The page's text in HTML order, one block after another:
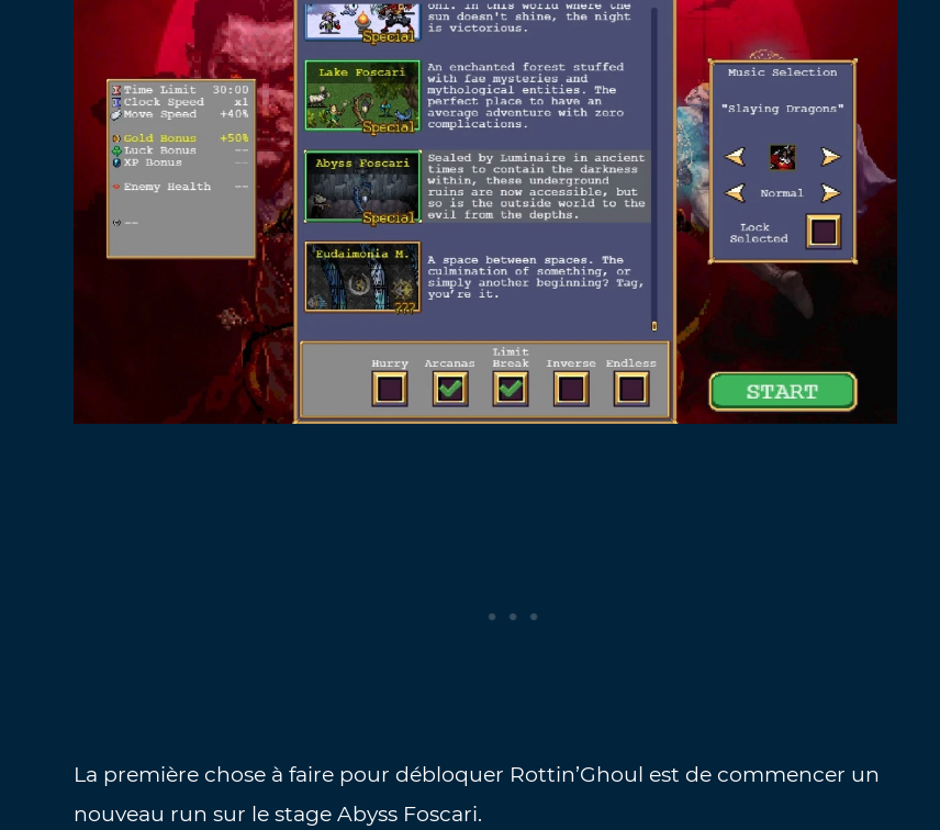
La première chose à faire pour débloquer Rottin’Ghoul est de commencer un
nouveau run sur le stage Abyss Foscari.